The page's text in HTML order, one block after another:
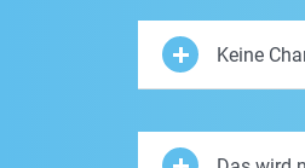
Keine